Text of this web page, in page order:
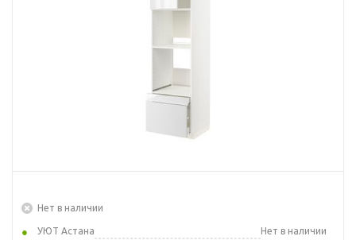
Нет в наличии
УЮТ Астана
Нет в наличии